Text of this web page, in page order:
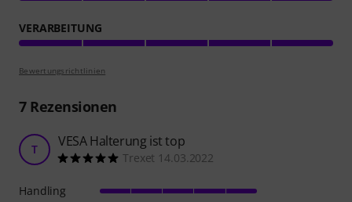
VERARBEITUNG
Bewertungsrichtlinien
7Rezensionen
T VESA Halterung ist top
Trexet 14.03.2022
Handling